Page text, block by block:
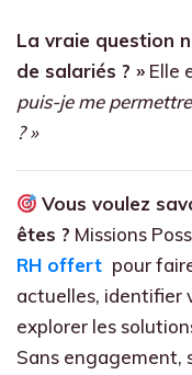
La vraie question
de salariés ? » Elle
puis-je me
? »
Vous voulez
êtes ? Missions
RH offert pour
actuelles, identifier
explorer les
Sans engagement,